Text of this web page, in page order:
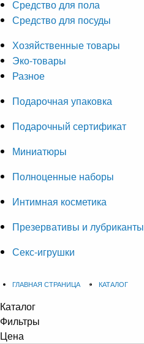
Средство для пола
Средство для посуды
Хозяйственные товары
Эко-товары
Разное
Подарочная упаковка
Подарочный сертификат
Миниатюры
Полноценные наборы
Интимная косметика
Презервативы и лубриканты
Секс-игрушки
ГЛАВНАЯ СТРАНИЦА КАТАЛОГ
Каталог
Фильтры
Цена